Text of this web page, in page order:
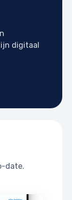
digitaal
date.